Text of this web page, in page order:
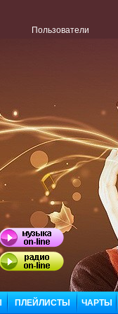
Пользователи
ПЛЕЙЛИСТЫ ЧАРТЫ